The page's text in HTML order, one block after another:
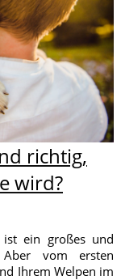
richtig,
wird?
ist ein großes und
Aber vom ersten
Ihrem Welpen im